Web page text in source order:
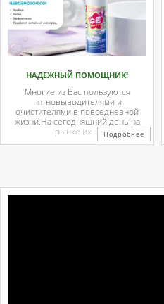
НАДЕЖНЫЙ ПОМОЩНИК!
Многие из Вас пользуются
пятновыводителями и
очистителями в повседневной
жизни.На сегодняшний день на
рынке их ... Подробнее